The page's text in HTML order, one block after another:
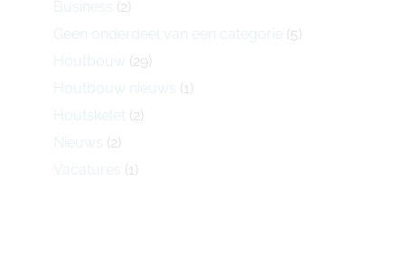
Business (2)
Geen onderdeel van een categorie (5)
Houtbouw (29)
Houtbouw nieuws (1)
Houtskelet (2)
Nieuws (2)
Vacatures (1)